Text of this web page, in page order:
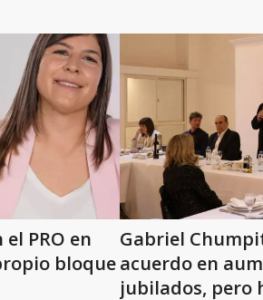
PRO en
bloque
Gabriel
acuerdo en
jubilados, pero